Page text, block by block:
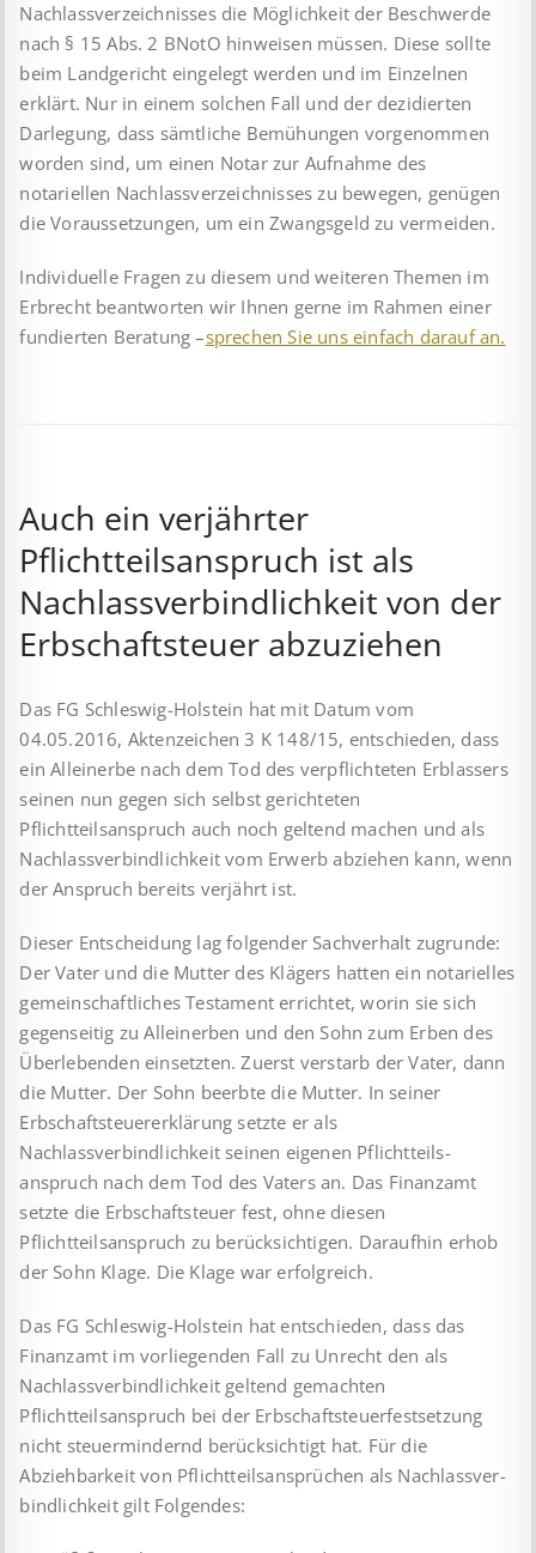
Nachlassverzeich­nis­ses die Möglichkeit der Beschwerde
nach § 15 Abs. 2 BNotO hinweisen müssen. Diese sollte
beim Landgericht eingelegt werden und im Einzelnen
erklärt. Nur in einem solchen Fall und der dezidierten
Darlegung, dass sämtliche Bemühungen vorgenommen
worden sind, um einen Notar zur Aufnahme des
notariellen Nachlassverzeichnisses zu bewegen, genügen
die Voraussetzungen, um ein Zwangsgeld zu vermeiden.
Individuelle Fragen zu diesem und weiteren Themen im
Erbrecht beantworten wir Ihnen gerne im Rahmen einer
fundierten Beratung –sprechen Sie uns einfach darauf an.
Auch ein verjährter
Pflichtteilsanspruch ist als
Nachlassverbindlichkeit von der
Erbschaftsteuer abzuziehen
Das FG Schleswig-Holstein hat mit Datum vom
04.05.2016, Aktenzeichen 3 K 148/15, ent­schieden, dass
ein Alleinerbe nach dem Tod des verpflichteten Erblassers
seinen nun gegen sich selbst gerichteten
Pflichtteilsanspruch auch noch geltend machen und als
Nach­lass­verbindlichkeit vom Erwerb abziehen kann, wenn
der Anspruch bereits verjährt ist.
Dieser Entscheidung lag folgender Sachverhalt zugrunde:
Der Vater und die Mutter des Klägers hatten ein notarielles
gemeinschaftliches Testament errichtet, worin sie sich
gegen­seitig zu Alleinerben und den Sohn zum Erben des
Über­le­ben­den einsetzten. Zuerst verstarb der Vater, dann
die Mutter. Der Sohn beerbte die Mutter. In seiner
Erbschaftsteuererklärung setzte er als
Nachlassverbindlichkeit seinen eigenen Pflicht­teils­
anspruch nach dem Tod des Vaters an. Das Finanzamt
setzte die Erbschaftsteuer fest, ohne diesen
Pflichtteilsanspruch zu berücksichtigen. Daraufhin erhob
der Sohn Klage. Die Klage war erfolgreich.
Das FG Schleswig-Holstein hat entschieden, dass das
Finanzamt im vorliegenden Fall zu Unrecht den als
Nachlassverbindlichkeit geltend gemachten
Pflichtteilsanspruch bei der Erbschaft­steuer­festsetzung
nicht steuermindernd berücksichtigt hat. Für die
Abziehbarkeit von Pflichtteilsansprüchen als Nachlass­ver­
bind­lich­keit gilt Folgendes: